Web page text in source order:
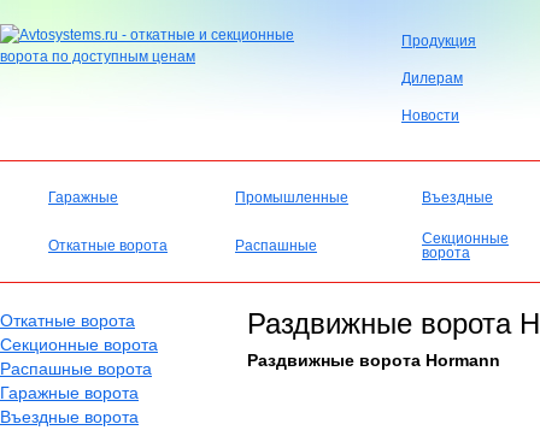
Продукция
Дилерам
Новости
Гаражные Промышленные Въездные
Откатные ворота Распашные
Секционные
ворота
Откатные ворота
Секционные ворота
Распашные ворота
Гаражные ворота
Въездные ворота
Раздвижные ворота
Раздвижные ворота Hormann